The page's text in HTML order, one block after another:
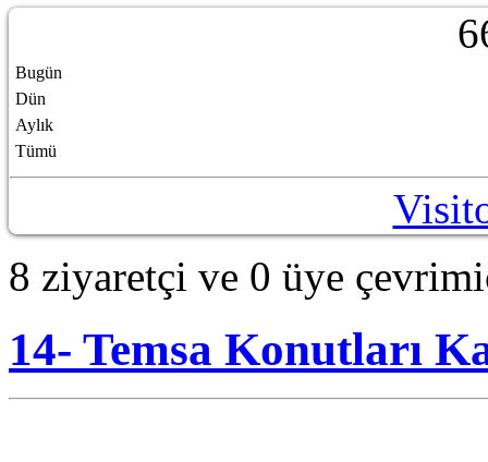
6
Bugün
Dün
Aylık
Tümü
8 ziyaretçi ve 0 üye
14- Temsa Konutları